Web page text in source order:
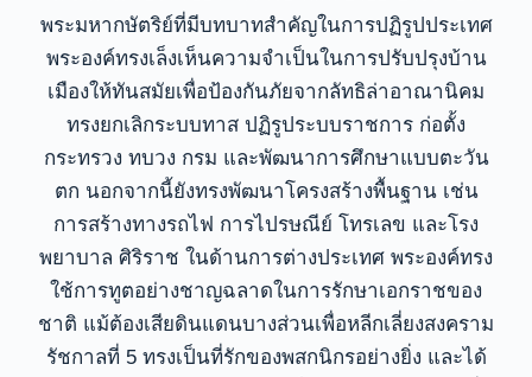
พระมหากษัตริย์ที่มีบทบาทสำคัญในการปฏิรูปประเทศ
พระองค์ทรงเล็งเห็นความจำเป็นในการปรับปรุงบ้าน
เมืองให้ทันสมัยเพื่อป้องกันภัยจากลัทธิล่าอาณานิคม
ทรงยกเลิกระบบทาส ปฏิรูประบบราชการ ก่อตั้ง
กระทรวง ทบวง กรม และพัฒนาการศึกษาแบบตะวัน
ตก นอกจากนี้ยังทรงพัฒนาโครงสร้างพื้นฐาน เช่น
การสร้างทางรถไฟ การไปรษณีย์ โทรเลข และโรง
พยาบาล ศิริราช ในด้านการต่างประเทศ พระองค์ทรง
ใช้การทูตอย่างชาญฉลาดในการรักษาเอกราชของ
ชาติ แม้ต้องเสียดินแดนบางส่วนเพื่อหลีกเลี่ยงสงคราม
รัชกาลที่ 5 ทรงเป็นที่รักของพสกนิกรอย่างยิ่ง และได้